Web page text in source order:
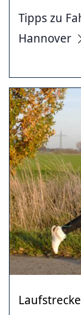
Tipps zu
Hannover